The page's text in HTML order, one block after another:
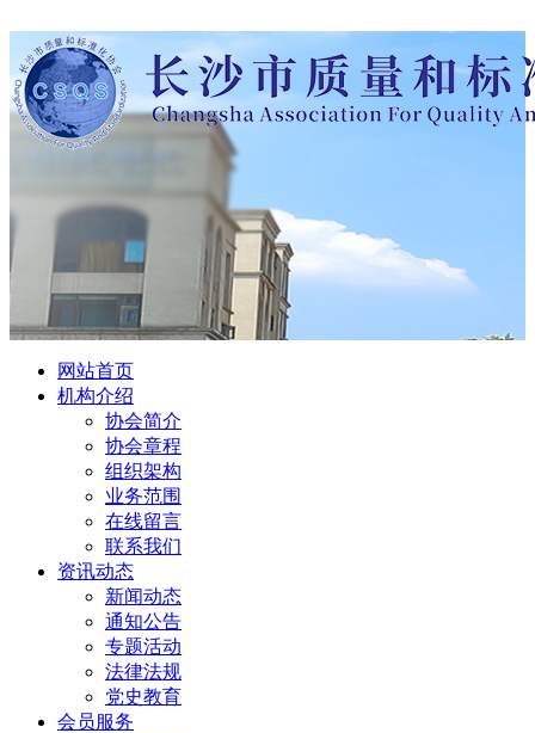
网站首页
机构介绍
协会简介
协会章程
组织架构
业务范围
在线留言
联系我们
资讯动态
新闻动态
通知公告
专题活动
法律法规
党史教育
会员服务